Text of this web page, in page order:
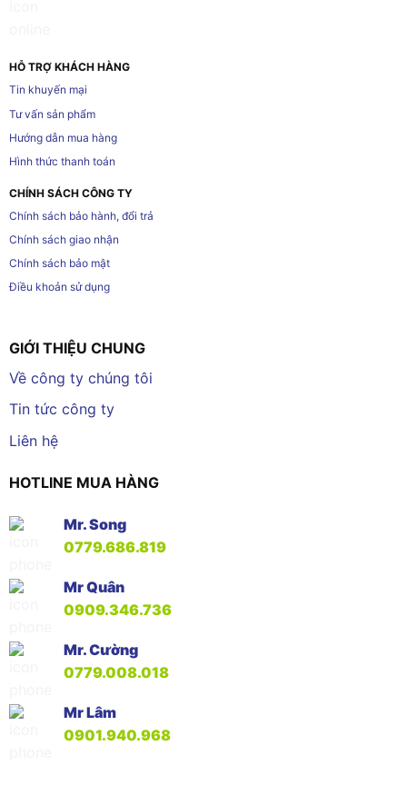
HỖ TRỢ KHÁCH HÀNG
Tin khuyến mại
Tư vấn sản phẩm
Hướng dẫn mua hàng
Hình thức thanh toán
CHÍNH SÁCH CÔNG TY
Chính sách bảo hành, đổi trả
Chính sách giao nhận
Chính sách bảo mật
Điều khoản sử dụng
GIỚI THIỆU CHUNG
Về công ty chúng tôi
Tin tức công ty
Liên hệ
HOTLINE MUA HÀNG
Mr. Song
0779.686.819
Mr Quân
0909.346.736
Mr. Cường
0779.008.018
Mr Lâm
0901.940.968